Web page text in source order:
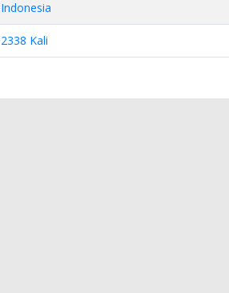
Indonesia
2338 Kali